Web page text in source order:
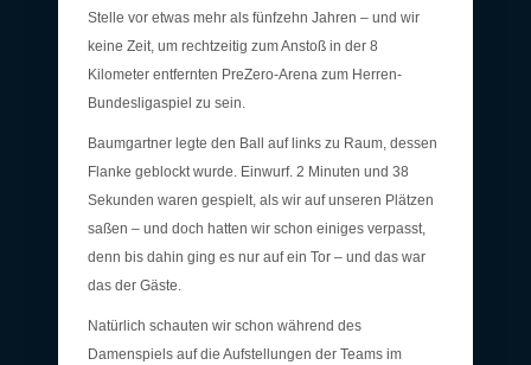
Stelle vor etwas mehr als fünfzehn Jahren – und wir
keine Zeit, um rechtzeitig zum Anstoß in der 8
Kilometer entfernten PreZero-Arena zum Herren-
Bundesligaspiel zu sein.
Baumgartner legte den Ball auf links zu Raum, dessen
Flanke geblockt wurde. Einwurf. 2 Minuten und 38
Sekunden waren gespielt, als wir auf unseren Plätzen
saßen – und doch hatten wir schon einiges verpasst,
denn bis dahin ging es nur auf ein Tor – und das war
das der Gäste.
Natürlich schauten wir schon während des
Damenspiels auf die Aufstellungen der Teams im